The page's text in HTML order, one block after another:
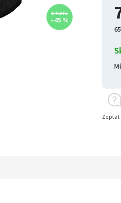
1 450 Kč
–45 %
Zeptat